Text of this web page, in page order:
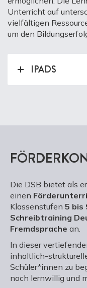
Unterricht auf
vielfältigen
um den
IPADS
Die DSB bietet als
einen
Klassenstufen 5 bis
Schreibtraining
Fremdsprache an.
In dieser
inhaltlich-
Schüler*innen zu
noch lernwillig und